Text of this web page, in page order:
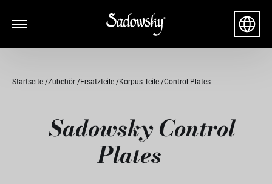
Startseite Zubehör Ersatzteile Korpus Teile Control Plates
Sadowsky Control
Plates